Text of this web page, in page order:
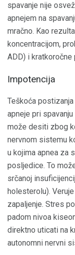
spavanje nije
apnejem na
mračno. Kao
koncentracijom,
ADD) i
Impotencija
Teškoća
apneje pri
može desiti zbog
nervnom sistemu
u kojima apnea za
posljedice. To
srčanoj
holesterolu).
zapaljenje. Stres
padom nivoa
direktno uticati na
autonomni nervni